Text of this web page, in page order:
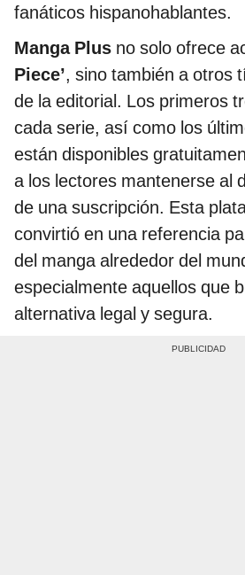
fanáticos hispanohablantes.
Manga Plus no solo ofrece
Piece’, sino también a otros
de la editorial. Los primeros
cada serie, así como los
están disponibles
a los lectores mantenerse al
de una suscripción. Esta
convirtió en una referencia
del manga alrededor del
especialmente aquellos que
alternativa legal y segura.